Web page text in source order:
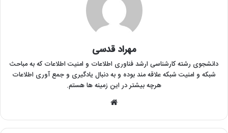
مهراد قدسی
دانشجوی رشته کارشناسی ارشد فناوری اطلاعات و امنیت اطلاعات که به مباحث
شبکه و امنیت شبکه علاقه مند بوده و به دنبال یادگیری و جمع آوری اطلاعات
هرچه بیشتر در این زمینه ها هستم.